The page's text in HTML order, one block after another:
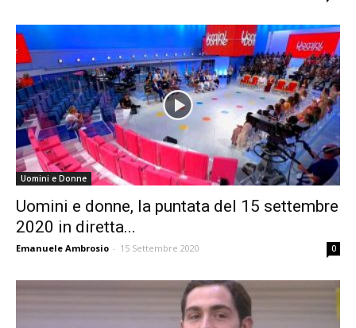
Uomini e Donne
Uomini e donne, la puntata del 15 settembre
2020 in diretta...
Emanuele Ambrosio - 15 Settembre 2020 0